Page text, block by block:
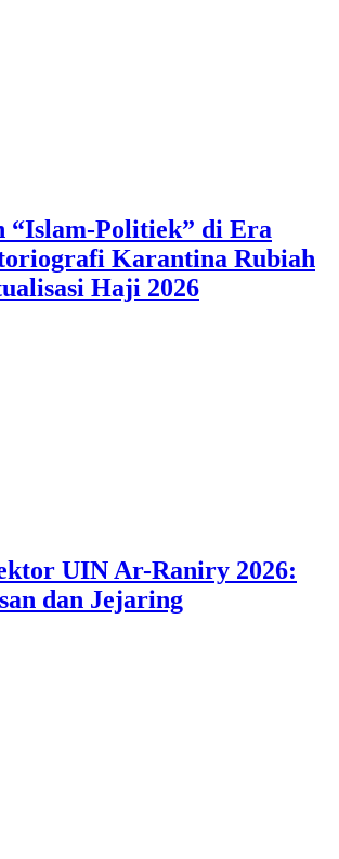
“Islam-Politiek” di Era
Karantina Rubiah
Haji 2026
UIN Ar-Raniry 2026:
dan Jejaring